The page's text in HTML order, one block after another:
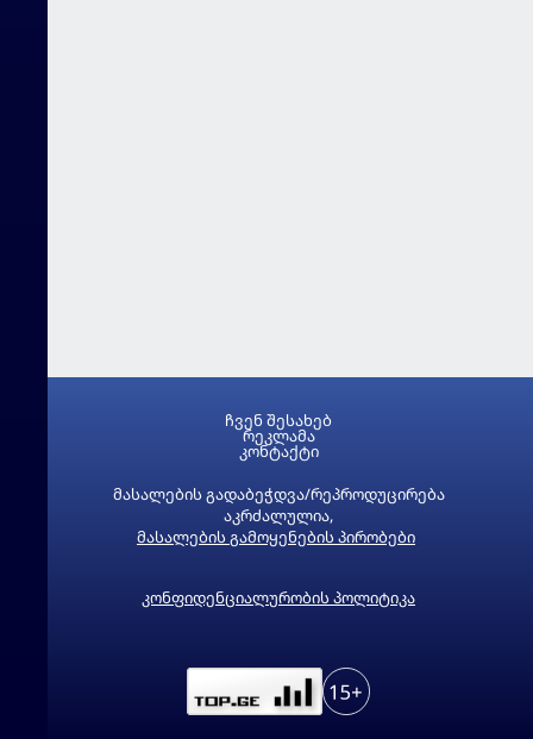
მასალების გადაბეჭდვა/რეპროდუცირება
აკრძალულია,
მასალების გამოყენების პირობები
კონფიდენციალურობის პოლიტიკა
ჩვენ შესახებ
რეკლამა
კონტაქტი